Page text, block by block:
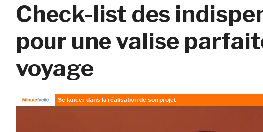
Check-list des
pour une valise
voyage